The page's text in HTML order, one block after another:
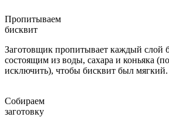
Пропитываем
бисквит
Заготовщик пропитывает каждый слой
состоящим из воды, сахара и коньяка
исключить), чтобы бисквит был мягкий.
Собираем
заготовку